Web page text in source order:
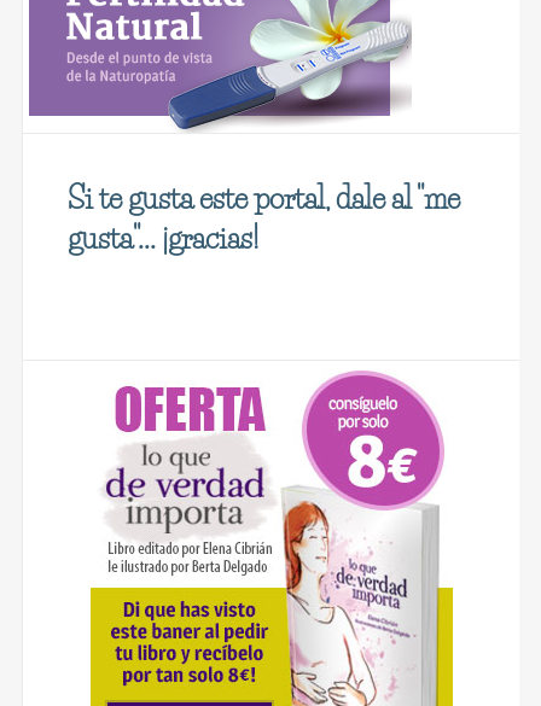
Si te gusta este portal, dale al "me
gusta"... ¡gracias!